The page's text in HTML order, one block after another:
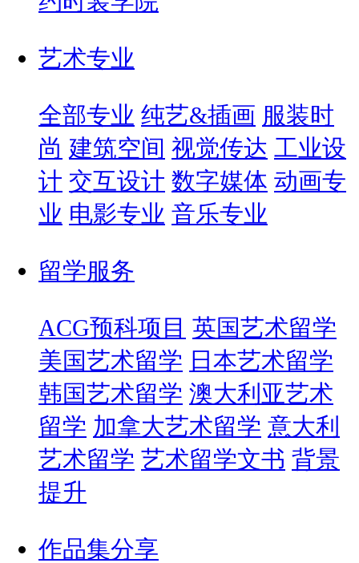
艺术专业
全部专业 纯艺&插画 服装时
尚 建筑空间 视觉传达 工业设
计 交互设计 数字媒体 动画专
业 电影专业 音乐专业
留学服务
ACG预科项目 英国艺术留学
美国艺术留学 日本艺术留学
韩国艺术留学 澳大利亚艺术
留学 加拿大艺术留学 意大利
艺术留学 艺术留学文书 背景
提升
作品集分享